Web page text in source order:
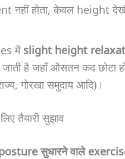
नहीं होता, केवल height
मेंslight height
जाती है जहाँ औसतन कद छोटा
गोरखा समुदाय आदि)।
तैयारी सुझाव
सुधारने वाले